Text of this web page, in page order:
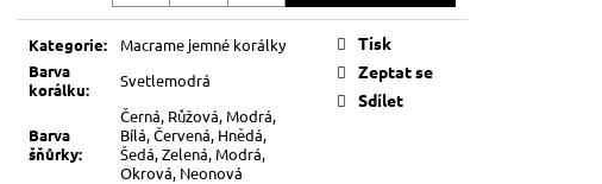
cena:
Kategorie:
Macrame jemné korálky
Barva
korálku: Svetlemodrá
Barva
šňůrky:
Černá, Růžová, Modrá,
Bílá, Červená, Hnědá,
Šedá, Zelená, Modrá,
Okrová, Neonová
Tisk
Zeptat se
Sdílet